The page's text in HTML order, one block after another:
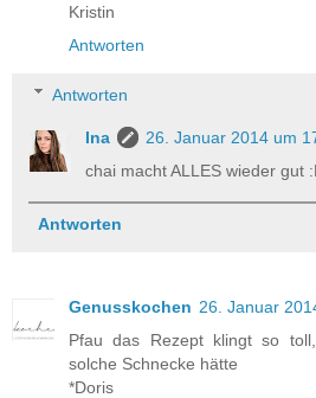
Kristin
Antworten
Antworten
Ina
26. Januar 2014 um
chai macht ALLES wieder gut
Antworten
Genusskochen 26. Januar
Pfau das Rezept klingt so
solche Schnecke hätte
*Doris